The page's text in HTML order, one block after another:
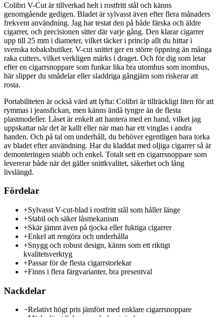
Colibri V-Cut är tillverkad helt i rostfritt stål och känns
genomgående gedigen. Bladet är sylvasst även efter flera månaders
frekvent användning. Jag har testat den på både färska och äldre
cigarrer, och precisionen sitter där varje gång. Den klarar cigarrer
upp till 25 mm i diameter, vilket täcker i princip allt du hittar i
svenska tobaksbutiker. V-cut snittet ger en större öppning än många
raka cutters, vilket verkligen märks i draget. Och för dig som letar
efter en cigarrsnoppare som funkar lika bra utomhus som inomhus,
här slipper du smådelar eller sladdriga gångjärn som riskerar att
rosta.
Portabiliteten är också värd att lyfta: Colibri är tillräckligt liten för att
rymmas i jeansfickan, men känns ändå tyngre än de flesta
plastmodeller. Låset är enkelt att hantera med en hand, vilket jag
uppskattar när det är kallt eller när man har ett vinglas i andra
handen. Och på tal om underhåll, du behöver egentligen bara torka
av bladet efter användning. Har du kladdat med oljiga cigarrer så är
demonteringen snabb och enkel. Totalt sett en cigarrsnoppare som
levererar både när det gäller snittkvalitet, säkerhet och lång
livslängd.
Fördelar
+Sylvasst V-cut-blad i rostfritt stål som håller länge
+Stabil och säker låsmekanism
+Skär jämnt även på tjocka eller fuktiga cigarrer
+Enkel att rengöra och underhålla
+Snygg och robust design, känns som ett riktigt
kvalitetsverktyg
+Passar för de flesta cigarrstorlekar
+Finns i flera färgvarianter, bra presentval
Nackdelar
−Relativt högt pris jämfört med enklare cigarrsnoppare